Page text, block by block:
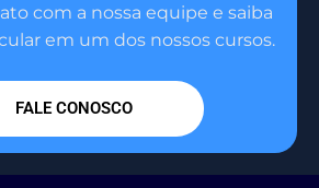
com a nossa equipe e saiba
em um dos nossos cursos.
FALE CONOSCO